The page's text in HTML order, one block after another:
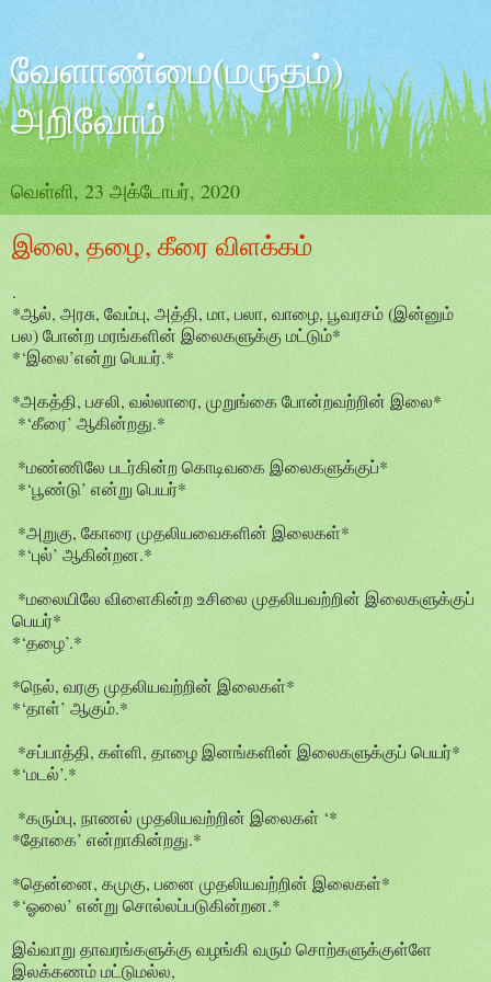
வேளாண்மை(மருதம்)
அறிவோம்
வெள்ளி, 23 அக்டோபர், 2020
இலை, தழை, கீரை விளக்கம்
.
*ஆல், அரசு, வேம்பு, அத்தி, மா, பலா, வாழை, பூவரசம் (இன்னும்
பல) போன்ற மரங்களின் இலைகளுக்கு மட்டும்*
*‘இலை’என்று பெயர்.*
*அகத்தி, பசலி, வல்லாரை, முறுங்கை போன்றவற்றின் இலை*
*‘கீரை’ ஆகின்றது.*
*மண்ணிலே படர்கின்ற கொடிவகை இலைகளுக்குப்*
*‘பூண்டு’ என்று பெயர்*
*அறுகு, கோரை முதலியவைகளின் இலைகள்*
*‘புல்’ ஆகின்றன.*
*மலையிலே விளைகின்ற உசிலை முதலியவற்றின் இலைகளுக்குப்
பெயர்*
*‘தழை’.*
*நெல், வரகு முதலியவற்றின் இலைகள்*
*‘தாள்’ ஆகும்.*
*சப்பாத்தி, கள்ளி, தாழை இனங்களின் இலைகளுக்குப் பெயர்*
*‘மடல்’.*
*கரும்பு, நாணல் முதலியவற்றின் இலைகள் ‘*
*தோகை’ என்றாகின்றது.*
*தென்னை, கமுகு, பனை முதலியவற்றின் இலைகள்*
*‘ஓலை’ என்று சொல்லப்படுகின்றன.*
இவ்வாறு தாவரங்களுக்கு வழங்கி வரும் சொற்களுக்குள்ளே
இலக்கணம் மட்டுமல்ல,